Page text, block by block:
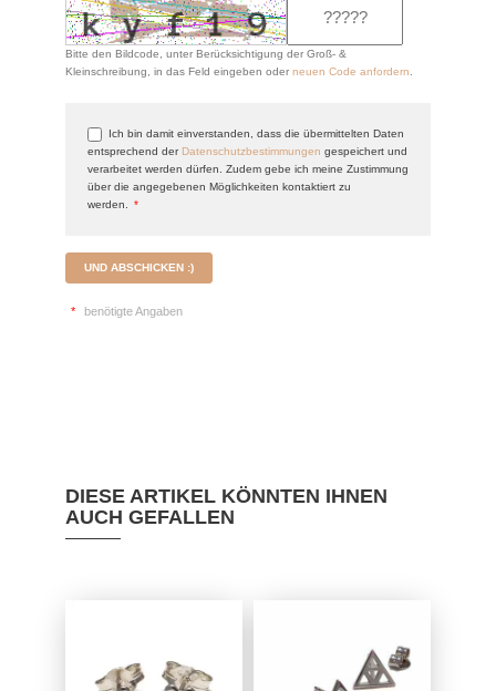
Bitte den Bildcode, unter Berücksichtigung der Groß- &
Kleinschreibung, in das Feld eingeben oder neuen Code anfordern
Ich bin damit einverstanden, dass die übermittelten Daten
entsprechend der Datenschutzbestimmungen gespeichert und
verarbeitet werden dürfen. Zudem gebe ich meine Zustimmung
über die angegebenen Möglichkeiten kontaktiert zu
werden.
*
UND ABSCHICKEN :)
* benötigte Angaben
DIESE ARTIKEL KÖNNTEN IHNEN
AUCH GEFALLEN